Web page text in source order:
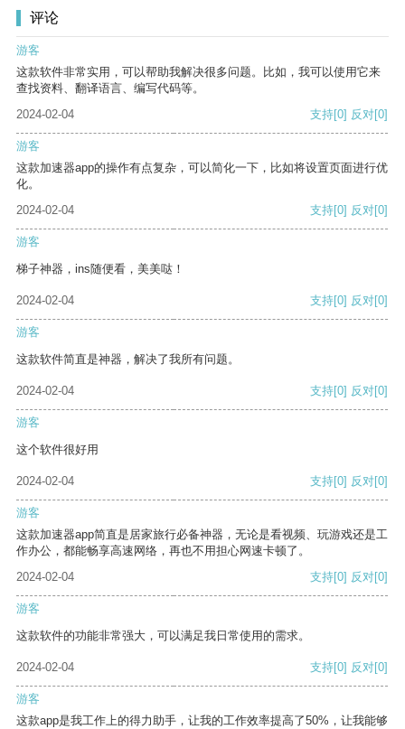
评论
游客
这款软件非常实用，可以帮助我解决很多问题。比如，我可以使用它来
查找资料、翻译语言、编写代码等。
2024-02-04
支持[0] 反对[0]
游客
这款加速器app的操作有点复杂，可以简化一下，比如将设置页面进行优
化。
2024-02-04
支持[0] 反对[0]
游客
梯子神器，ins随便看，美美哒！
2024-02-04 支持[0] 反对[0]
游客
这款软件简直是神器，解决了我所有问题。
2024-02-04 支持[0] 反对[0]
游客
这个软件很好用
2024-02-04 支持[0] 反对[0]
游客
这款加速器app简直是居家旅行必备神器，无论是看视频、玩游戏还是工
作办公，都能畅享高速网络，再也不用担心网速卡顿了。
2024-02-04
支持[0] 反对[0]
游客
这款软件的功能非常强大，可以满足我日常使用的需求。
2024-02-04 支持[0] 反对[0]
游客
这款app是我工作上的得力助手，让我的工作效率提高了50%，让我能够